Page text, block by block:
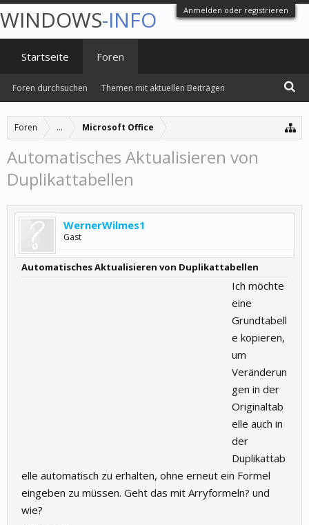
Anmelden oder registrieren
Foren ... Microsoft Office
Automatisches Aktualisieren von
Duplikattabellen
WernerWilmes1
Gast
Automatisches Aktualisieren von Duplikattabellen
Ich möchte
eine
Grundtabell
e kopieren,
um
Veränderun
gen in der
Originaltab
elle auch in
der
Duplikattab
elle automatisch zu erhalten, ohne erneut ein Formel
eingeben zu müssen. Geht das mit Arryformeln? und
wie?
WINDOWS-INFO
Startseite Foren
Foren durchsuchen Themen mit aktuellen Beiträgen